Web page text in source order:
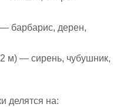
барбарис, дерен,
м) — сирень, чубушник,
делятся на: